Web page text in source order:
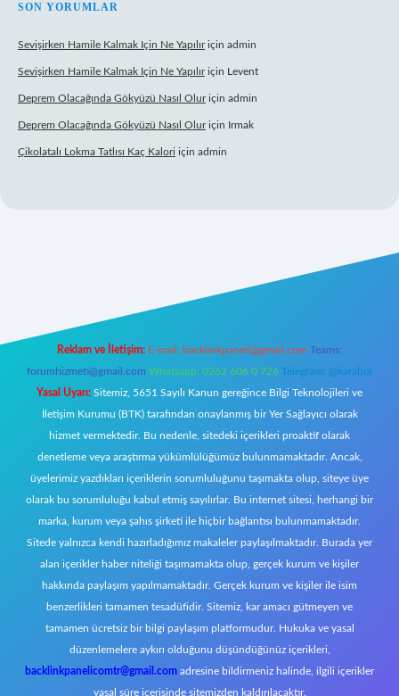
SON YORUMLAR
Sevişirken Hamile Kalmak Için Ne Yapılıriçin admin
Sevişirken Hamile Kalmak Için Ne Yapılıriçin Levent
Deprem Olacağında Gökyüzü Nasıl Oluriçin admin
Deprem Olacağında Gökyüzü Nasıl Oluriçin Irmak
Çikolatalı Lokma Tatlısı Kaç Kalori için admin
Reklam ve İletişim: E-mail: backlinkpaneli@gmail.com Teams:
forumhizmeti@gmail.com Whatsapp: 0262 606 0 726 Telegram: @karabul
Yasal Uyarı: Sitemiz, 5651 Sayılı Kanun gereğince Bilgi Teknolojileri ve
İletişim Kurumu (BTK) tarafından onaylanmış bir Yer Sağlayıcı olarak
hizmet vermektedir. Bu nedenle, sitedeki içerikleri proaktif olarak
denetleme veya araştırma yükümlülüğümüz bulunmamaktadır. Ancak,
üyelerimiz yazdıkları içeriklerin sorumluluğunu taşımakta olup, siteye üye
olarak bu sorumluluğu kabul etmiş sayılırlar. Bu internet sitesi, herhangi bir
marka, kurum veya şahıs şirketi ile hiçbir bağlantısı bulunmamaktadır.
Sitede yalnızca kendi hazırladığımız makaleler paylaşılmaktadır. Burada yer
alan içerikler haber niteliği taşımamakta olup, gerçek kurum ve kişiler
hakkında paylaşım yapılmamaktadır. Gerçek kurum ve kişiler ile isim
benzerlikleri tamamen tesadüfidir. Sitemiz, kar amacı gütmeyen ve
tamamen ücretsiz bir bilgi paylaşım platformudur. Hukuka ve yasal
düzenlemelere aykırı olduğunu düşündüğünüz içerikleri,
backlinkpanelicomtr@gmail.com adresine bildirmeniz halinde, ilgili içerikler
yasal süre içerisinde sitemizden kaldırılacaktır.